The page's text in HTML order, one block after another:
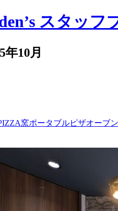
年10月
窯ポータブルピザオー